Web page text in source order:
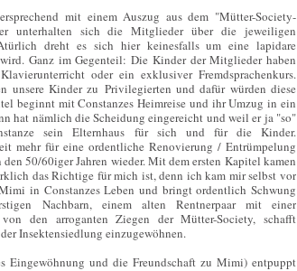
mit einem Auszug aus dem "Mütter-Society-
unterhalten sich die Mitglieder über die jeweiligen
dreht es sich hier keinesfalls um eine lapidare
Ganz im Gegenteil: Die Kinder der Mitglieder haben
oder ein exklusiver Fremdsprachenkurs.
unsere Kinder zu Privilegierten und dafür würden diese
beginnt mit Constanzes Heimreise und ihr Umzug in ein
hat nämlich die Scheidung eingereicht und weil er ja "so"
sein Elternhaus für sich und für die Kinder.
mehr für eine ordentliche Renovierung / Entrümpelung
50/60iger Jahren wieder. Mit dem ersten Kapitel kamen
das Richtige für mich ist, denn ich kam mir selbst vor
in Constanzes Leben und bringt ordentlich Schwung
Nachbarn, einem alten Rentnerpaar mit einer
von den arroganten Ziegen der Mütter-Society, schafft
Insektensiedlung einzugewöhnen.
Eingewöhnung und die Freundschaft zu Mimi) entpuppt